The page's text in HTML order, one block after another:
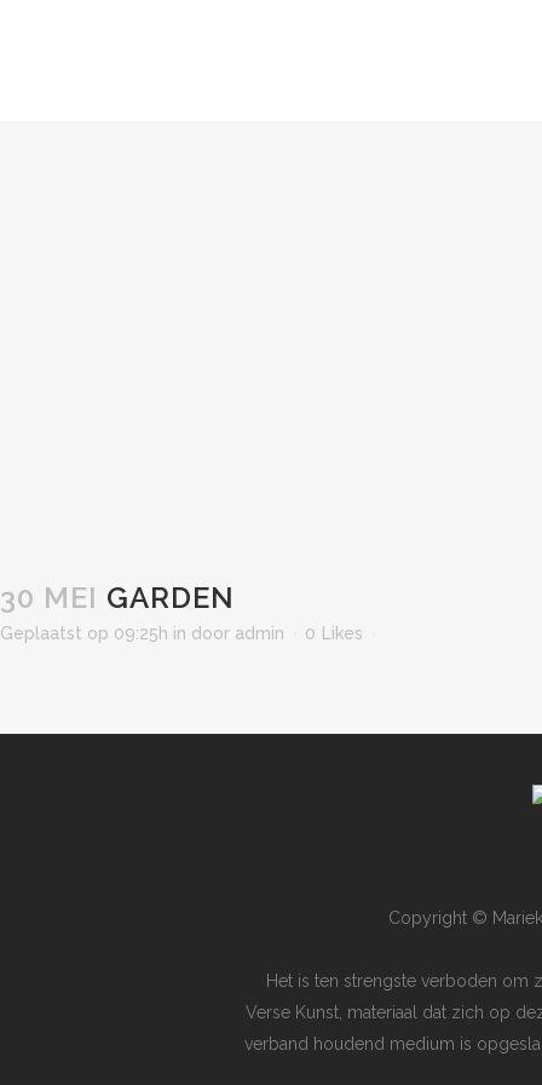
30 MEI GARDEN
Geplaatst op 09:25h in door admin 0 Likes
Copyright ©
Het is ten strengste verboden om
Verse Kunst, materiaal dat zich op
verband houdend medium is